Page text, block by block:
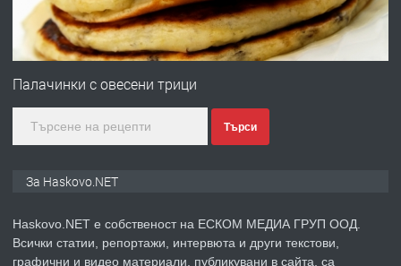
преди 3 дни
ПРЕДЛАГА
№4120 Магазин/Офис под наем в кв.
градската градина!
преди 4 дни
Палачинки с овесени трици
Търси
За Haskovo.NET
Haskovo.NET е собственост на ЕСКОМ МЕДИА ГРУП ООД.
Всички статии, репортажи, интервюта и други текстови,
графични и видео материали, публикувани в сайта, са